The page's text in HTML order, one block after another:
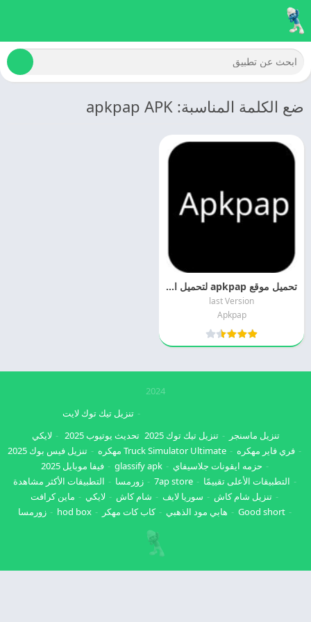
ضع الكلمة المناسبة: apkpap APK
تحميل موقع apkpap لتحميل الالعاب والتطبيقات المهكره مجانا
last Version
Apkpap
2024
تنزيل ماسنجر تنزيل تيك توك 2025
تنزيل تيك توك لايت
تحديث يوتيوب 2025
لايكي
فري فاير مهكره
Truck Simulator Ultimate مهكره
تنزيل فيس بوك 2025
حزمه ايقونات جلاسيفاي
glassify apk
فيفا موبايل 2025
التطبيقات الأعلى تقييمًا
7ap store زورمسا
التطبيقات الأكثر مشاهدة
تنزيل شام كاش
سوريا لايف شام كاش لايكي
ماين كرافت
Good short
هابي مود الذهبي كاب كات مهكر hod box زورمسا